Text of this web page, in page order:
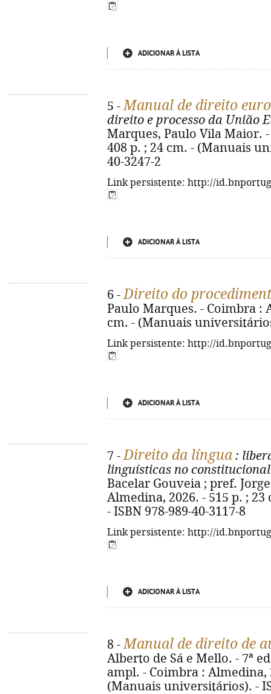
ADICIONAR À LISTA
5 -Manual de direito
direito e processo da União
Marques, Paulo Vila Maior.
408 p. ; 24 cm. - (Manuais
40-3247-2
Link persistente: http://
ADICIONAR À LISTA
6 -Direito do
Paulo Marques. - Coimbra :
cm. - (Manuais
Link persistente: http://
ADICIONAR À LISTA
7 -Direito da língua :
linguísticas no
Bacelar Gouveia ; pref.
Almedina, 2026. - 515 p. ;
- ISBN 978-989-40-3117-8
Link persistente: http://
ADICIONAR À LISTA
8 -Manual de direito de
Alberto de Sá e Mello. - 7ª
ampl. - Coimbra : Almedina,
(Manuais universitários). -